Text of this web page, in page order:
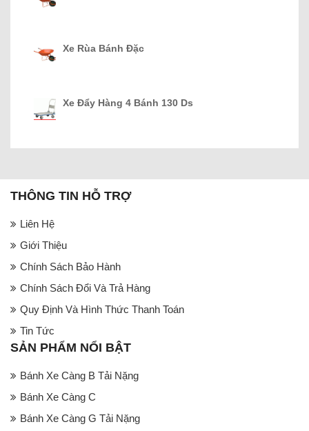
Xe Rùa Bánh Đặc
Xe Đẩy Hàng 4 Bánh 130 Ds
THÔNG TIN HỖ TRỢ
Liên Hệ
Giới Thiệu
Chính Sách Bảo Hành
Chính Sách Đổi Và Trả Hàng
Quy Định Và Hình Thức Thanh Toán
Tin Tức
SẢN PHẨM NỔI BẬT
Bánh Xe Càng B Tải Nặng
Bánh Xe Càng C
Bánh Xe Càng G Tải Nặng